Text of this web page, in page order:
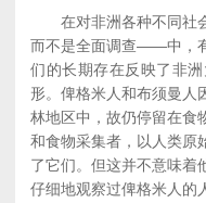
在对非洲各种不同社
而不是全面调查――中，
们的长期存在反映了非
形。俾格米人和布须曼人
林地区中，故仍停留在食
和食物采集者，以人类原
了它们。但这并不意味着
仔细地观察过俾格米人的